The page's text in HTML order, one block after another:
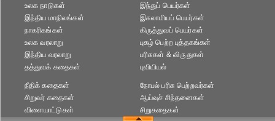
உலக நாடுகள்
இந்திய மாநிலங்கள்
நாகரிகங்கள்
இந்துப் பெயர்கள்
இசுலாமியப் பெயர்கள்
கிருத்துவப் பெயர்கள்
உலக வரலாறு
இந்திய வரலாறு
தத்துவக் கதைகள்
புகழ் பெற்ற புத்தகங்கள்
பரிசுகள் & விருதுகள்
புவியியல்
நீதிக் கதைகள்
சிறுவர் கதைகள்
விளையாட்டுகள்
நோபல் பரிசு‎ பெற்றவர்‎கள்
ஆய்வுச் சிந்தனைகள்
சிறுகதைகள்